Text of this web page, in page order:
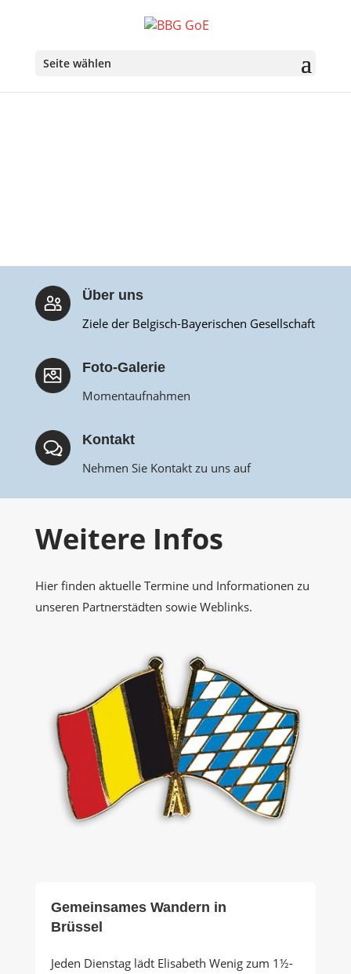
Seite wählen
Über uns
Ziele der Belgisch-Bayerischen Gesellschaft
Foto-Galerie
Momentaufnahmen
Kontakt
Nehmen Sie Kontakt zu uns auf
Weitere Infos
Hier finden aktuelle Termine und Informationen zu
unseren Partnerstädten sowie Weblinks.
Gemeinsames Wandern in
Brüssel
Jeden Dienstag lädt Elisabeth Wenig zum 1½-